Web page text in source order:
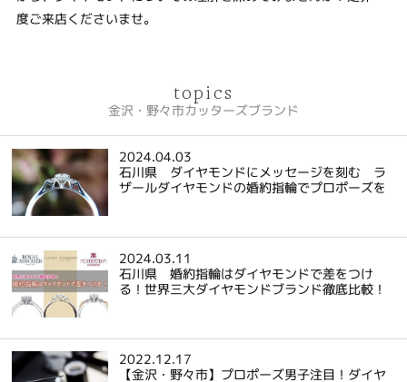
度ご来店くださいませ。
topics
金沢・野々市カッターズブランド
2024.04.03
石川県 ダイヤモンドにメッセージを刻む ラ
ザールダイヤモンドの婚約指輪でプロポーズを
2024.03.11
石川県 婚約指輪はダイヤモンドで差をつけ
る！世界三大ダイヤモンドブランド徹底比較！
2022.12.17
【金沢・野々市】プロポーズ男子注目！ダイヤ